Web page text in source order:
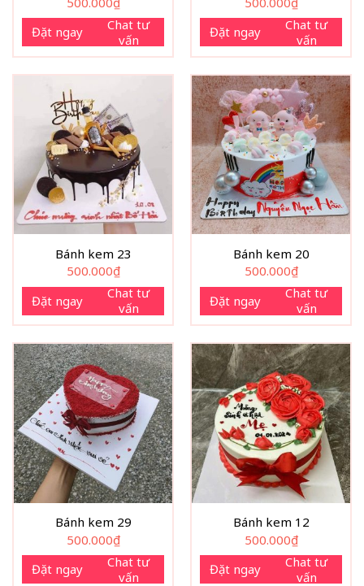
Đặt ngay
Chat tư
vấn
Đặt ngay
Chat tư
vấn
Bánh kem 23
500.000₫
Đặt ngay
Chat tư
vấn
Bánh kem 20
500.000₫
Đặt ngay
Chat tư
vấn
Bánh kem 29
500.000₫
Đặt ngay
Chat tư
vấn
Bánh kem 12
500.000₫
Đặt ngay
Chat tư
vấn